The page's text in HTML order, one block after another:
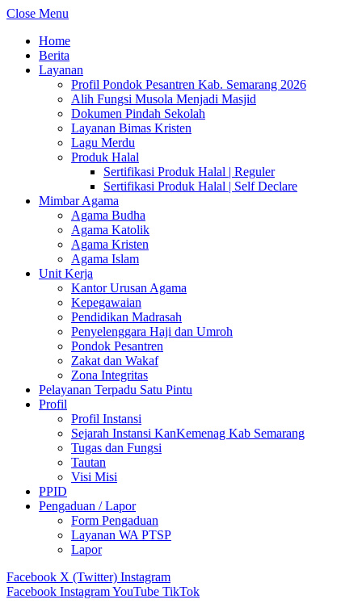
Close Menu
Home
Berita
Layanan
Profil Pondok Pesantren Kab. Semarang 2026
Alih Fungsi Musola Menjadi Masjid
Dokumen Pindah Sekolah
Layanan Bimas Kristen
Lagu Merdu
Produk Halal
Sertifikasi Produk Halal | Reguler
Sertifikasi Produk Halal | Self Declare
Mimbar Agama
Agama Budha
Agama Katolik
Agama Kristen
Agama Islam
Unit Kerja
Kantor Urusan Agama
Kepegawaian
Pendidikan Madrasah
Penyelenggara Haji dan Umroh
Pondok Pesantren
Zakat dan Wakaf
Zona Integritas
Pelayanan Terpadu Satu Pintu
Profil
Profil Instansi
Sejarah Instansi KanKemenag Kab Semarang
Tugas dan Fungsi
Tautan
Visi Misi
PPID
Pengaduan / Lapor
Form Pengaduan
Layanan WA PTSP
Lapor
Facebook X (Twitter) Instagram
Facebook InstagramYouTube TikTok